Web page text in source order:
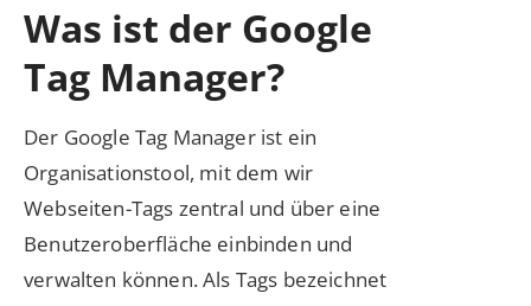
Was ist der Google
Tag Manager?
Der Google Tag Manager ist ein
Organisationstool, mit dem wir
Webseiten-Tags zentral und über eine
Benutzeroberfläche einbinden und
verwalten können. Als Tags bezeichnet